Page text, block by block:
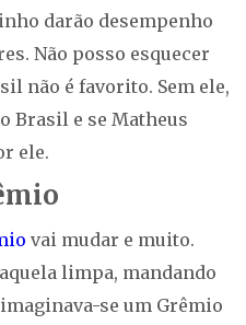
darão desempenho
Não posso esquecer
não é favorito. Sem ele,
Brasil e se Matheus
ele.
vai mudar e muito.
limpa, mandando
se um Grêmio